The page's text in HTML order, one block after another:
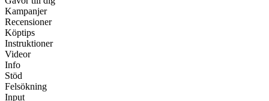
Kampanjer
Recensioner
Köptips
Instruktioner
Videor
Info
Stöd
Felsökning
Input